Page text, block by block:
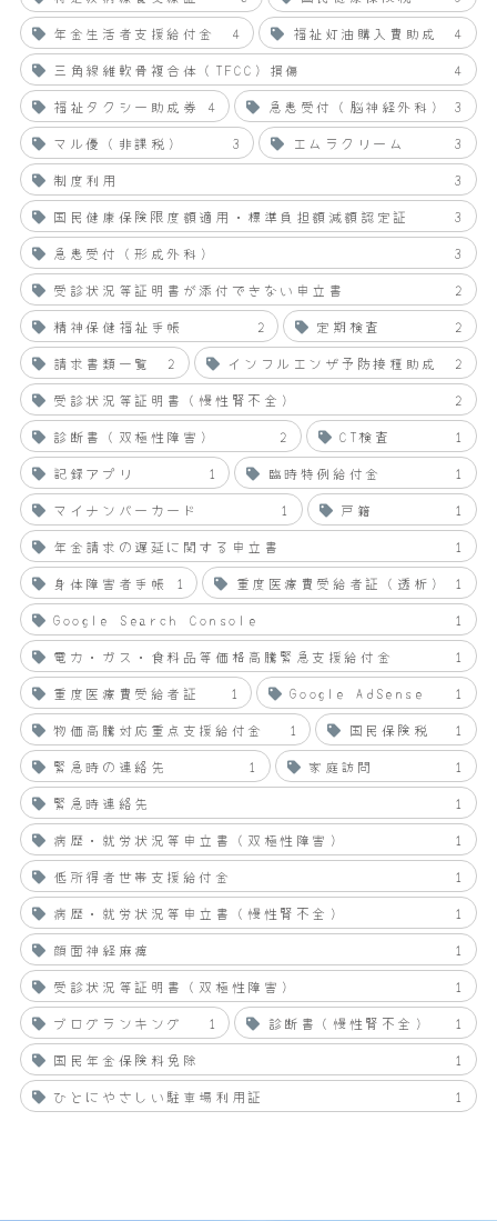
年金生活者支援給付金
4 福祉灯油購入費助成
4
三角線維軟骨複合体（TFCC）損傷
4
福祉タクシー助成券
4 急患受付（脳神経外科）
3
マル優（非課税）
3 エムラクリーム
3
制度利用
3
国民健康保険限度額適用・標準負担額減額認定証
3
急患受付（形成外科）
3
受診状況等証明書が添付できない申立書
2
精神保健福祉手帳
2 定期検査
2
請求書類一覧
2 インフルエンザ予防接種助成
2
受診状況等証明書（慢性腎不全）
2
診断書（双極性障害）
2 CT検査
1
記録アプリ
1 臨時特例給付金
1
マイナンバーカード
1 戸籍
1
年金請求の遅延に関する申立書
1
身体障害者手帳
1 重度医療費受給者証（透析）
1
Google Search Console
1
電力・ガス・食料品等価格高騰緊急支援給付金
1
重度医療費受給者証
1 Google AdSense
1
物価高騰対応重点支援給付金
1 国民保険税
1
緊急時の連絡先
1 家庭訪問
1
緊急時連絡先
1
病歴・就労状況等申立書（双極性障害）
1
低所得者世帯支援給付金
1
病歴・就労状況等申立書（慢性腎不全）
1
顔面神経麻痺
1
受診状況等証明書（双極性障害）
1
ブログランキング
1 診断書（慢性腎不全）
1
国民年金保険料免除
1
ひとにやさしい駐車場利用証
1